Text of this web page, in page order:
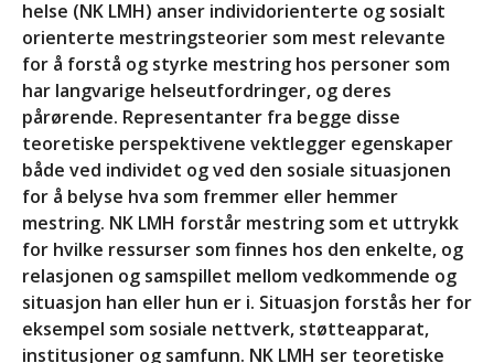
og aktivitetstreff i 2028 og
2029
God påske!
Aktivitetstreff i Hurdal Syn
og Mestringssenter
september 13 @ 14:00
Likepersonskurs på
28. april 2028 @ 18:00-
30. april 2028 @ 18:00
helse (NK LMH) anser individorienterte og sosialt
orienterte mestringsteorier som mest relevante
for å forstå og styrke mestring hos personer som
har langvarige helseutfordringer, og deres
pårørende. Representanter fra begge disse
teoretiske perspektivene vektlegger egenskaper
både ved individet og ved den sosiale situasjonen
for å belyse hva som fremmer eller hemmer
mestring. NK LMH forstår mestring som et uttrykk
for hvilke ressurser som finnes hos den enkelte, og
relasjonen og samspillet mellom vedkommende og
situasjon han eller hun er i. Situasjon forstås her for
eksempel som sosiale nettverk, støtteapparat,
institusjoner og samfunn. NK LMH ser teoretiske